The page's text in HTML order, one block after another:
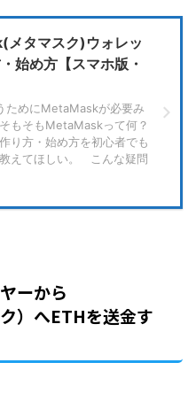
タマスク)ウォレッ
始め方【スマホ版・
ためにMetaMaskが必要み
もそもMetaMaskって何？
り方・始め方を初心者でも
えてほしい。 こんな疑問
ーから
）へETHを送金す